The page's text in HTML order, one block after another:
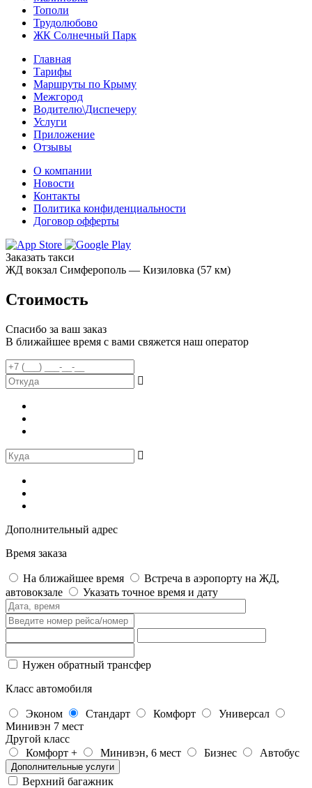
Тополи
Трудолюбово
ЖК Солнечный Парк
Главная
Тарифы
Маршруты по Крыму
Межгород
Водителю\Диспечеру
Услуги
Приложение
Отзывы
О компании
Новости
Контакты
Политика конфиденциальности
Договор офферты
Заказать такси
ЖД вокзал Симферополь — Кизиловка (57 км)
Стоимость
Спасибо за ваш заказ
В ближайшее время с вами свяжется наш оператор
Дополнительный адрес
Время заказа
На ближайшее время
Встреча в аэропорту на ЖД,
автовокзале
Указать точное время и дату
Нужен обратный трансфер
Класс автомобиля
Эконом Стандарт Комфорт
Универсал
Минивэн 7 мест
Другой класс
Комфорт +
Минивэн, 6 мест Бизнес Автобус
Дополнительные услуги
Верхний багажник